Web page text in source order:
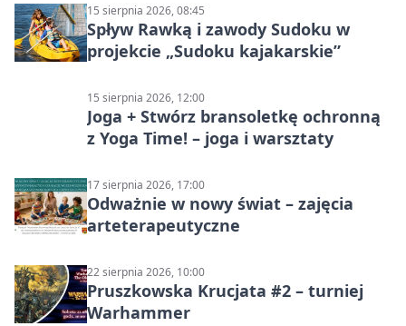
15 sierpnia 2026, 08:45
Spływ Rawką i zawody Sudoku w
projekcie „Sudoku kajakarskie”
15 sierpnia 2026, 12:00
Joga + Stwórz bransoletkę ochronną
z Yoga Time! – joga i warsztaty
17 sierpnia 2026, 17:00
Odważnie w nowy świat – zajęcia
arteterapeutyczne
22 sierpnia 2026, 10:00
Pruszkowska Krucjata #2 – turniej
Warhammer